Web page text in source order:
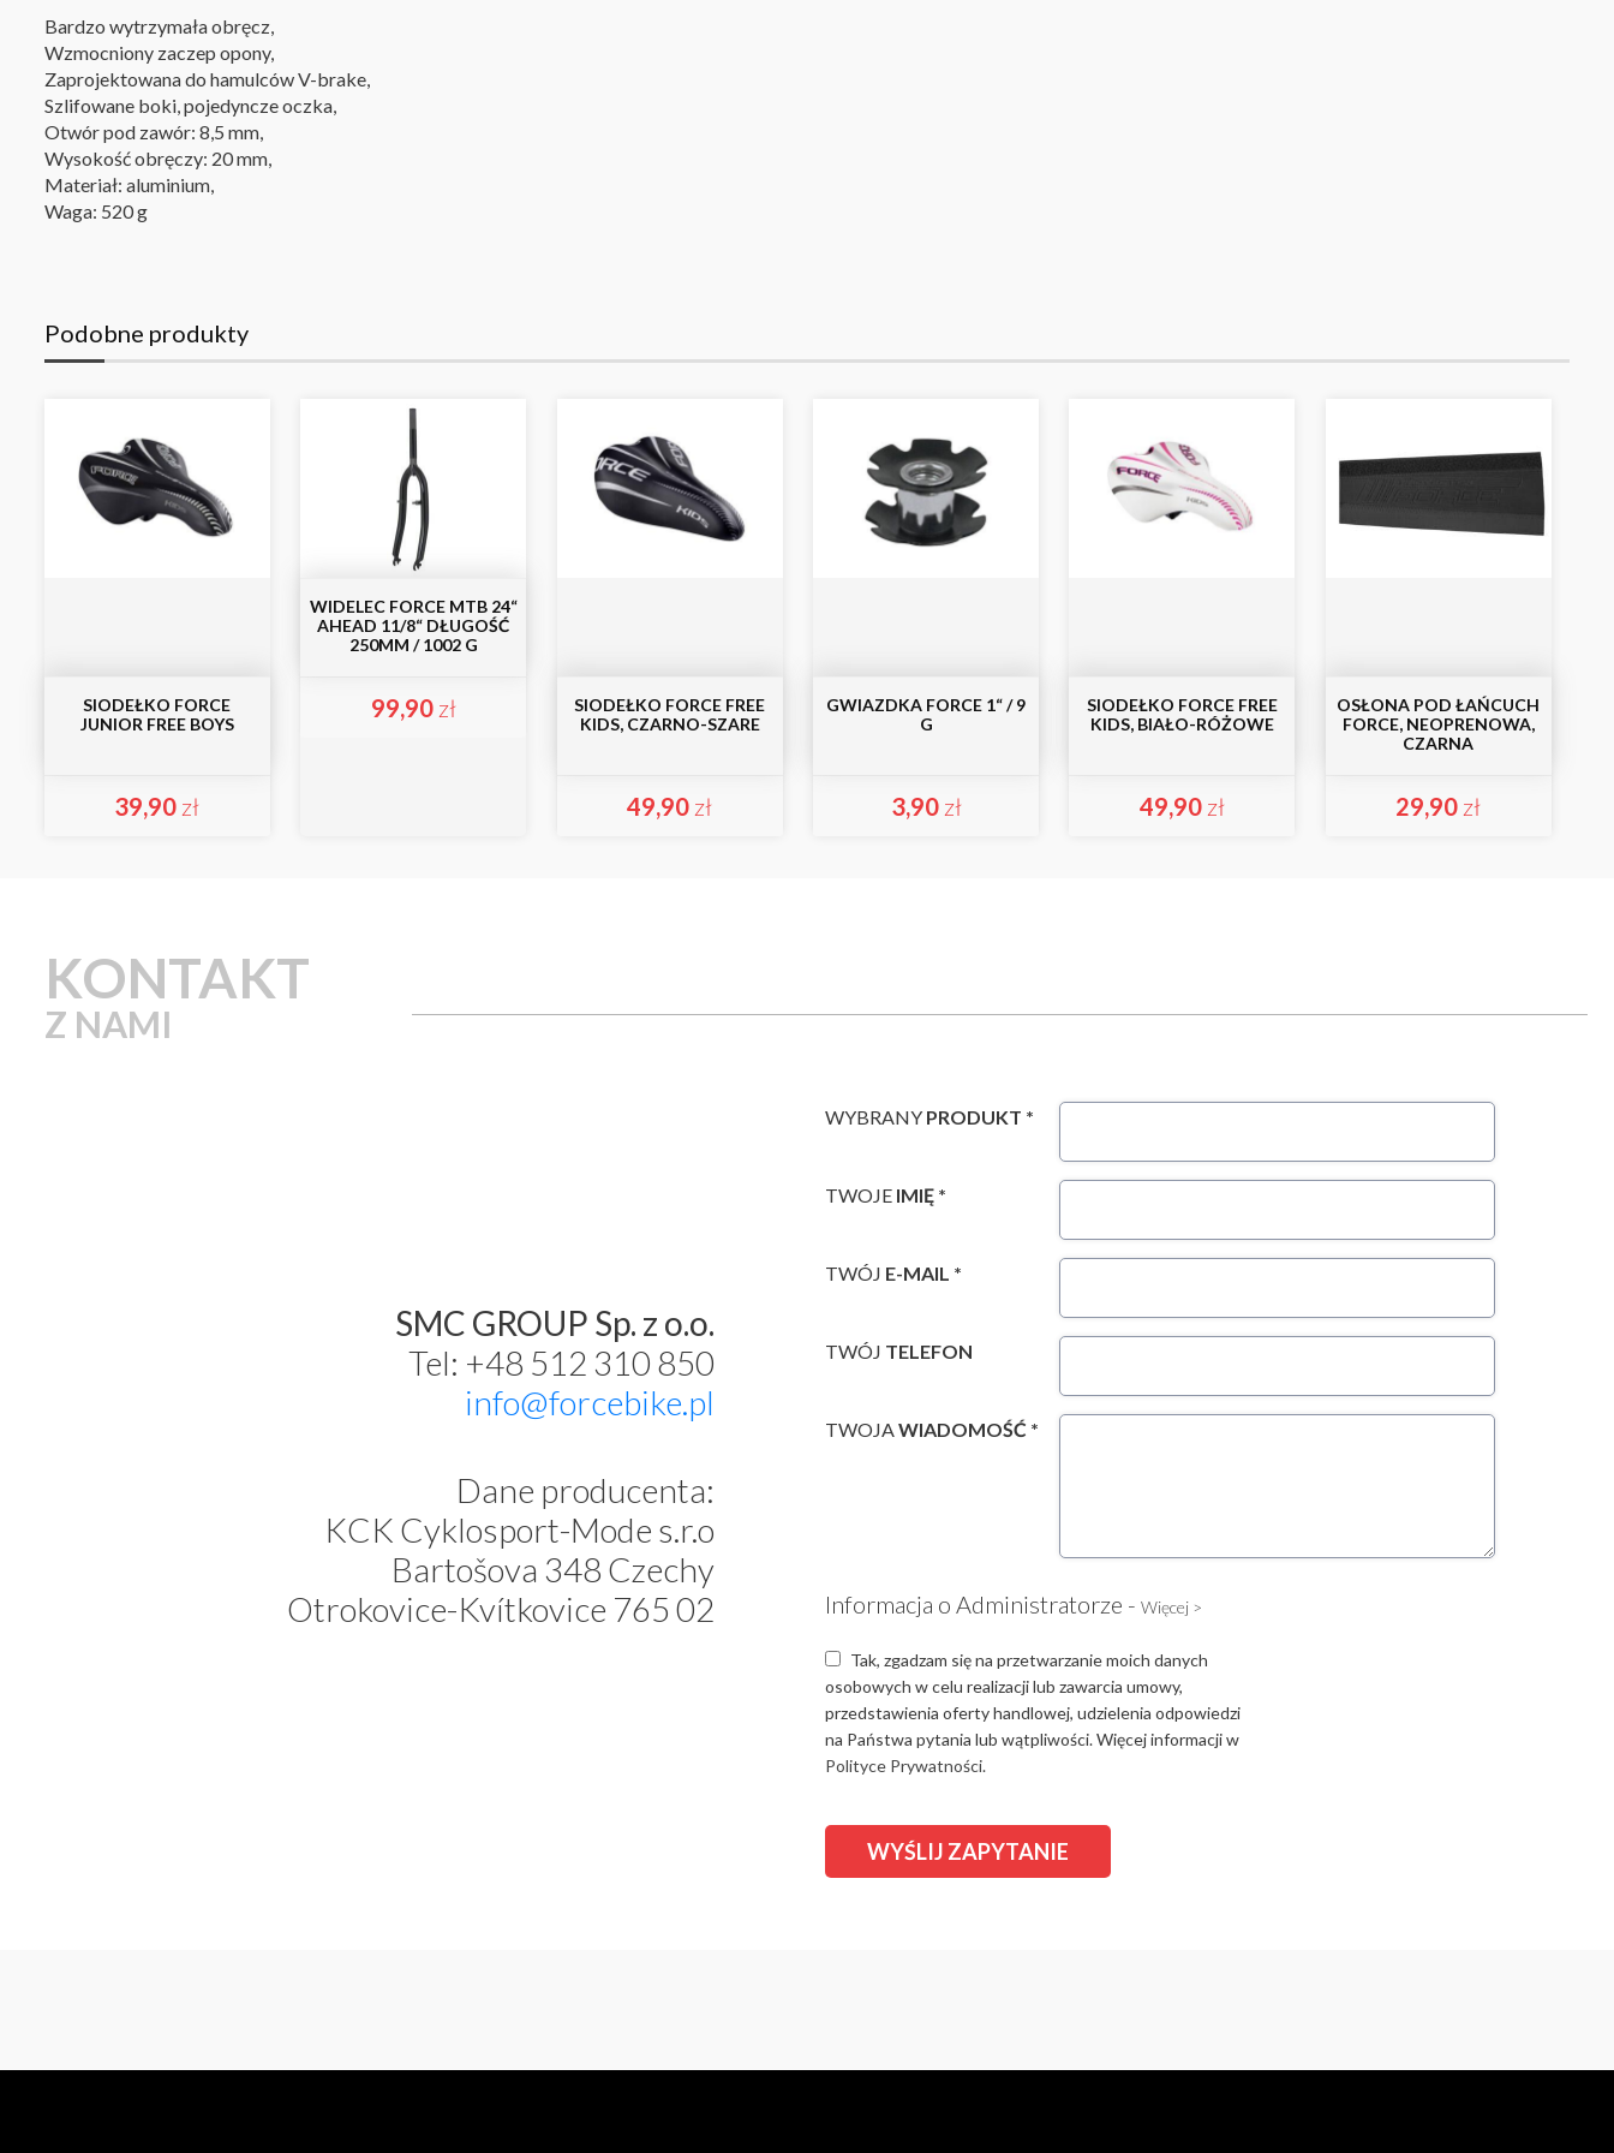
Bardzo wytrzymała obręcz,
Wzmocniony zaczep opony,
Zaprojektowana do hamulców V-brake,
Szlifowane boki, pojedyncze oczka,
Otwór pod zawór: 8,5 mm,
Wysokość obręczy: 20 mm,
Materiał: aluminium,
Waga: 520 g
Podobne produkty
SIODEŁKO FORCE
JUNIOR FREE BOYS
39,90 zł
WIDELEC FORCE MTB 24“
AHEAD 11/8“ DŁUGOŚĆ
250MM / 1002 G
99,90 zł
SIODEŁKO FORCE FREE
KIDS, CZARNO-SZARE
49,90 zł
GWIAZDKA FORCE 1“ / 9
G
3,90 zł
SIODEŁKO FORCE FREE
KIDS, BIAŁO-RÓŻOWE
49,90 zł
OSŁONA POD ŁAŃCUCH
FORCE, NEOPRENOWA,
CZARNA
29,90 zł
KONTAKT
Z NAMI
SMC GROUP Sp. z o.o.
Tel: +48 512 310 850
info@forcebike.pl
Dane producenta:
KCK Cyklosport-Mode s.r.o
Bartošova 348 Czechy
Otrokovice-Kvítkovice 765 02
WYBRANY PRODUKT *
TWOJE IMIĘ *
TWÓJ E-MAIL *
TWÓJ TELEFON
TWOJAWIADOMOŚĆ *
Informacja o Administratorze - Więcej >
Tak, zgadzam się na przetwarzanie moich danych
osobowych w celu realizacji lub zawarcia umowy,
przedstawienia oferty handlowej, udzielenia odpowiedzi
na Państwa pytania lub wątpliwości. Więcej informacji w
Polityce Prywatności.